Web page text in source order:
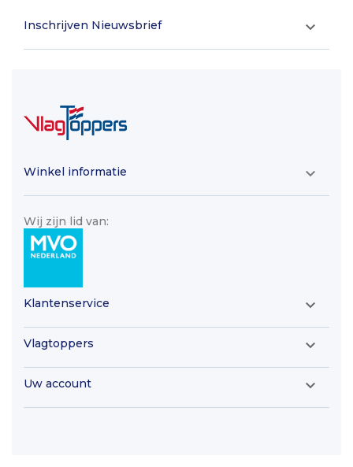
Inschrijven Nieuwsbrief 
Winkel informatie 
Wij zijn lid van:
Klantenservice 
Vlagtoppers 
Uw account 